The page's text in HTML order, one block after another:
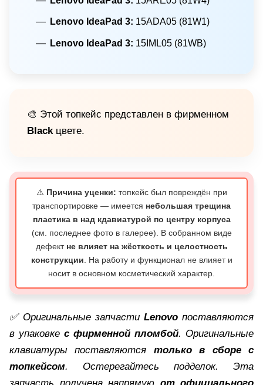
Lenovo IdeaPad 3: 15ADA05 (81W1)
Lenovo IdeaPad 3: 15IML05 (81WB)
🎨 Этой топкейс представлен в фирменном
Blackцвете.
⚠️ Причина уценки: топкейс был повреждён при
транспортировке — имеется небольшая трещина
пластика в над кдавиатурой по центру корпуса
(см. последнее фото в галерее). В собранном виде
дефект не влияет на жёсткость и целостность
конструкции . На работу и функционал не влияет и
носит в основном косметический характер.
✅ Оригинальные запчасти Lenovo поставляются
в упаковке с фирменной пломбой. Оригинальные
клавиатуры поставляются только в сборе с
топкейсом. Остерегайтесь подделок. Эта